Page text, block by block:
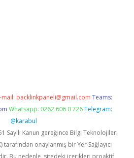
mail: backlinkpaneli@gmail.com Teams:
Whatsapp: 0262 606 0 726 Telegram:
@karabul
Sayılı Kanun gereğince Bilgi Teknolojileri
onaylanmış bir Yer Sağlayıcı
Bu nedenle, sitedeki içerikleri proaktif